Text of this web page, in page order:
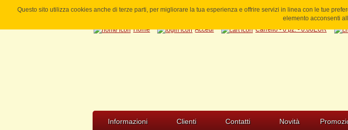
Questo sito utilizza cookies anche di terze parti, per migliorare la tua esperienza e offrire servizi in linea con le tue
elemento acconsenti
Home Accedi Carrello - 0 pz. - 0.00EUR
Informazioni Clienti Contatti Novità